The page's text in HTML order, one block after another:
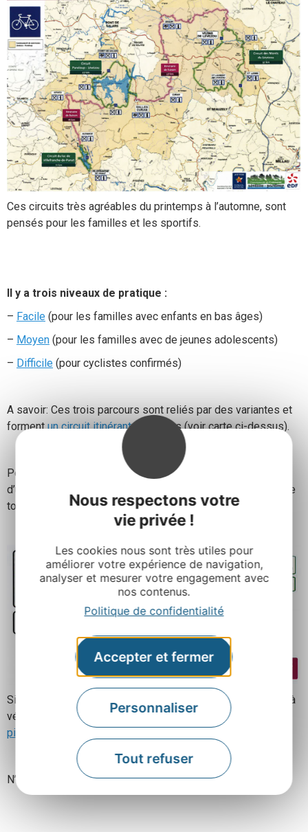
Nous respectons votre
vie privée !
Les cookies nous sont très utiles pour
améliorer votre expérience de navigation,
analyser et mesurer votre engagement avec
nos contenus.
Politique de confidentialité
Accepter et fermer
Personnaliser
Tout refuser
Ces circuits très agréables du printemps à l’automne, sont
pensés pour les familles et les sportifs.
Il y a trois niveaux de pratique :
– Facile (pour les familles avec enfants en bas âges)
– Moyen (pour les familles avec de jeunes adolescents)
– Difficile (pour cyclistes confirmés)
A savoir: Ces trois parcours sont reliés par des variantes et
formentun circuit itinérantde 2 jours (voir carte ci-dessus).
Pour le confort des pratiquants, ces parcours sont jalonnés
d’une
au départ de chaque itinéraire ainsi que
tout au long des circuits.
Si vous souhaitez prolonger votre découverte de l’
à
vélo, voici un lien qui vous guidera sur d’
autres circuits
pittoresques
N’oubliez pas votre vélo !